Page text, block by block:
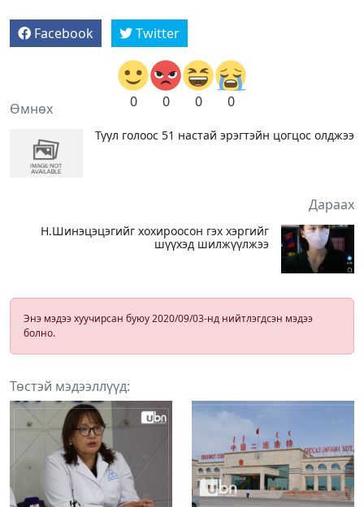
Facebook Twitter
0 0 0 0
Өмнөх
Туул голоос 51 настай эрэгтэйн цогцос олджээ
Дараах
Н.Шинэцэцэгийг хохироосон гэх хэргийг
шүүхэд шилжүүлжээ
Энэ мэдээ хуучирсан буюу 2020/09/03-нд нийтлэгдсэн мэдээ
болно.
Төстэй мэдээллүүд: